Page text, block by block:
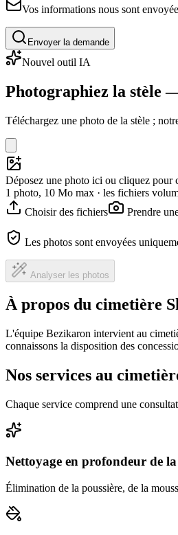
Vos informations nous sont
Envoyer la demande
Nouvel outil IA
Photographiez la stèle
Téléchargez une photo de la stèle ;
Déposez une photo ici ou cliquez pour
1 photo, 10 Mo max · les fichiers
Choisir des fichiers
Prendre
Les photos sont envoyées
Analyser les photos
À propos du cimetière
L'équipe Bezikaron intervient au
connaissons la disposition des
Nos services au
Chaque service comprend une
Nettoyage en profondeur de la
Élimination de la poussière, de la